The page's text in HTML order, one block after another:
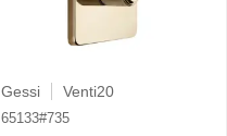
Gessi Venti20
65133#735